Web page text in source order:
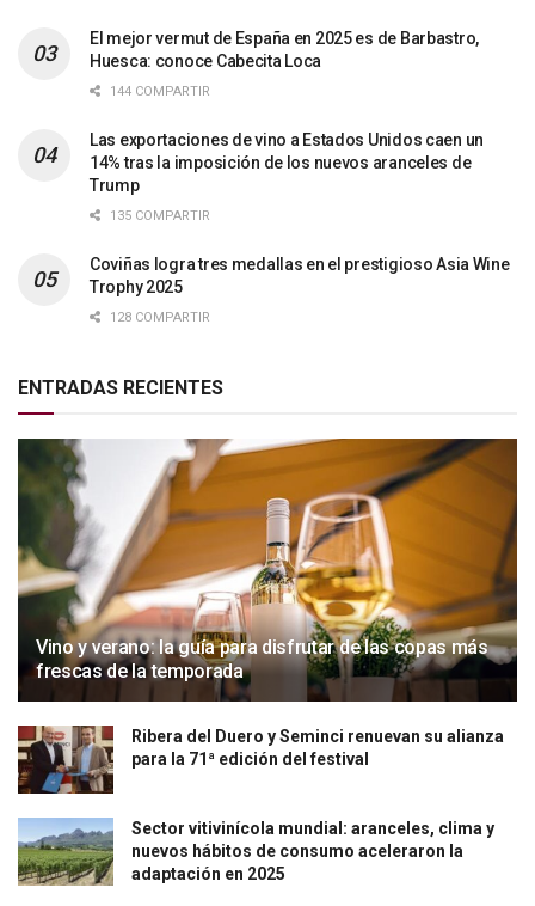
El mejor vermut de España en 2025 es de Barbastro,
Huesca: conoce Cabecita Loca
144 COMPARTIR
Las exportaciones de vino a Estados Unidos caen un
14% tras la imposición de los nuevos aranceles de
Trump
135 COMPARTIR
Coviñas logra tres medallas en el prestigioso Asia Wine
Trophy 2025
128 COMPARTIR
ENTRADAS RECIENTES
Vino y verano: la guía para disfrutar de las copas más
frescas de la temporada
Ribera del Duero y Seminci renuevan su alianza
para la 71ª edición del festival
Sector vitivinícola mundial: aranceles, clima y
nuevos hábitos de consumo aceleraron la
adaptación en 2025